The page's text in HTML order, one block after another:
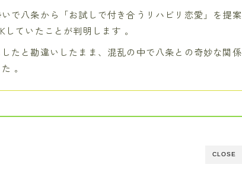
で八条から「お試しで付き合うリハビリ恋愛」を提案
していたことが判明します 。
たと勘違いしたまま、混乱の中で八条との奇妙な関係
。
CLOSE